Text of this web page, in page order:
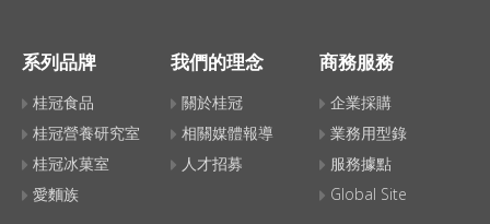
系列品牌
桂冠食品
桂冠營養研究室
桂冠冰菓室
愛麵族
我們的理念
關於桂冠
相關媒體報導
人才招募
商務服務
企業採購
業務用型錄
服務據點
Global Site